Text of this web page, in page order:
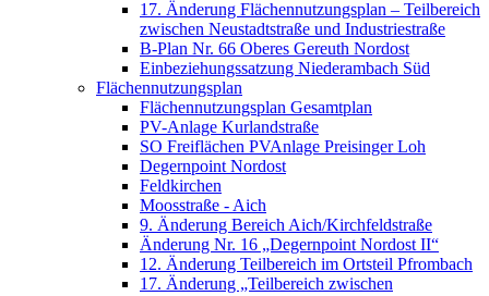
17. Änderung Flächennutzungsplan – Teilbereich
zwischen Neustadtstraße und Industriestraße
B-Plan Nr. 66 Oberes Gereuth Nordost
Einbeziehungssatzung Niederambach Süd
Flächennutzungsplan
Flächennutzungsplan Gesamtplan
PV-Anlage Kurlandstraße
SO Freiflächen PV­Anlage Preisinger Loh
Degernpoint Nordost
Feldkirchen
Moosstraße - Aich
9. Änderung Bereich Aich/Kirchfeldstraße
Änderung Nr. 16 „Degernpoint Nordost II“
12. Änderung Teilbereich im Ortsteil Pfrombach
17. Änderung „Teilbereich zwischen